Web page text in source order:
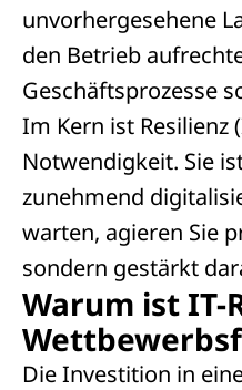
unvorhergesehene
den Betrieb
Geschäftsprozesse
Im Kern ist Resilienz
Notwendigkeit. Sie
zunehmend
warten, agieren Sie
sondern gestärkt
Warum ist IT-
Die Investition in